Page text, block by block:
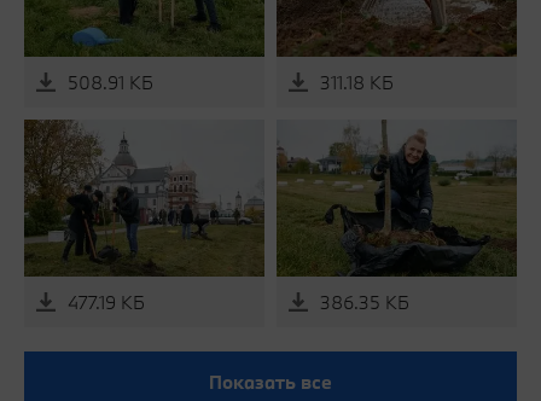
508.91 КБ 311.18 КБ
477.19 КБ 386.35 КБ
Показать все